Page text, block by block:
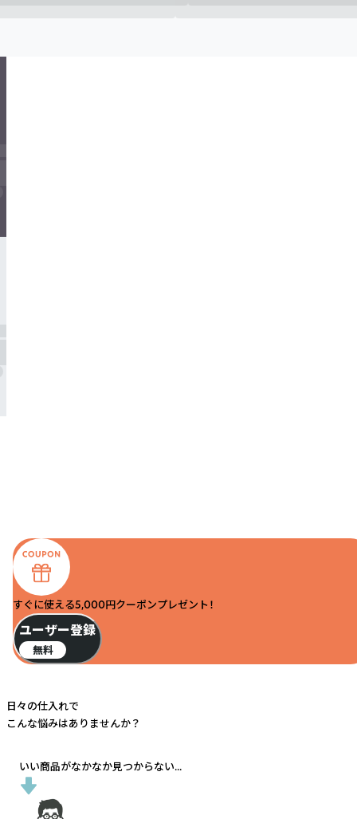
すぐに使える5,000円クーポンプレゼント！
ユーザー登録
無料
日々の仕入れで
こんな悩みはありませんか？
いい商品がなかなか見つからない...